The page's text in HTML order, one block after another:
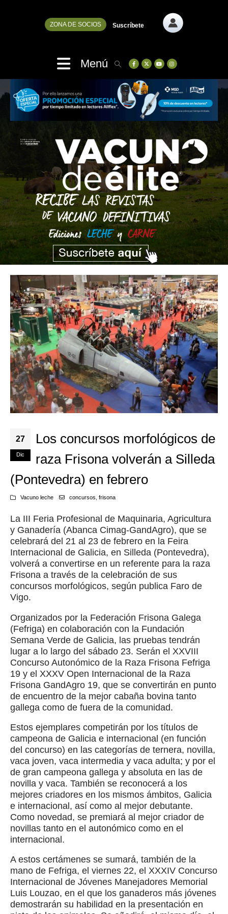
ZONA DE SOCIOS Suscríbete
Menú
27
Dic
Los concursos morfológicos de
raza Frisona volverán a Silleda
(Pontevedra) en febrero
Vacuno leche concursos, frisona
La III Feria Profesional de Maquinaria, Agricultura
y Ganadería (Abanca Cimag-GandAgro), que se
celebrará del 21 al 23 de febrero en la Feira
Internacional de Galicia, en Silleda (Pontevedra),
volverá a convertirse en un referente para la raza
Frisona a través de la celebración de sus
concursos morfológicos, según publica Faro de
Vigo.
Organizados por la Federación Frisona Galega
(Fefriga) en colaboración con la Fundación
Semana Verde de Galicia, las pruebas tendrán
lugar a lo largo del sábado 23. Serán el XXVIII
Concurso Autonómico de la Raza Frisona Fefriga
19 y el XXXV Open Internacional de la Raza
Frisona GandAgro 19, que se convertirán en punto
de encuentro de la mejor cabaña bovina tanto
gallega como de fuera de la comunidad.
Estos ejemplares competirán por los títulos de
campeona de Galicia e internacional (en función
del concurso) en las categorías de ternera, novilla,
vaca joven, vaca intermedia y vaca adulta; y por el
de gran campeona gallega y absoluta en las de
novilla y vaca. También se reconocerá a los
mejores criadores en los mismos ámbitos, Galicia
e internacional, así como al mejor debutante.
Como novedad, se premiará al mejor criador de
novillas tanto en el autonómico como en el
internacional.
A estos certámenes se sumará, también de la
mano de Fefriga, el viernes 22, el XXXIV Concurso
Internacional de Jóvenes Manejadores Memorial
Luis Louzao, en el que los ganaderos más jóvenes
demostrarán su habilidad en la presentación en